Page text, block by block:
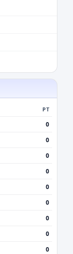
PT
0
0
0
0
0
0
0
0
0